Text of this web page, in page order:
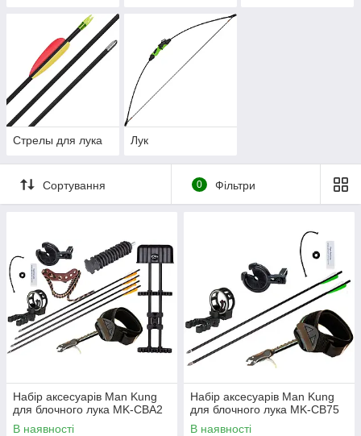
Стрелы для лука Лук
Сортування 0 Фільтри
Набір аксесуарів Man Kung
для блочного лука MK-CBA2
В наявності
Набір аксесуарів Man Kung
для блочного лука MK-CB75
В наявності